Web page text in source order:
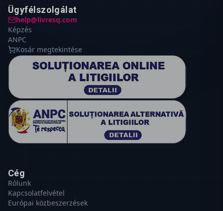
Ügyfélszolgálat
help@livresq.com
Képzés
ANPC
Kosár megtekintése
Cég
Rólunk
Kapcsolatfelvétel
Európai közbeszerzések